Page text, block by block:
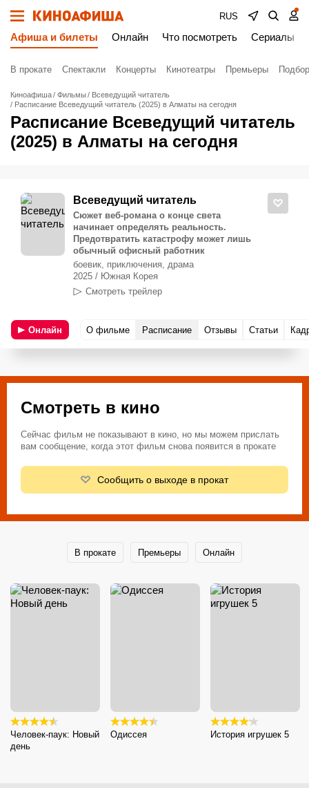
RUS
Афиша и билеты Онлайн Что посмотреть Сериалы
В прокате Спектакли Концерты Кинотеатры Премьеры
Киноафиша Фильмы
Всеведущий читатель
Расписание Всеведущий читатель (2025) в Алматы на сегодня
Расписание Всеведущий читатель
(2025) в Алматы на сегодня
Всеведущий читатель
Сюжет веб-романа о конце света
начинает определять реальность.
Предотвратить катастрофу может лишь
обычный офисный работник
боевик, приключения, драма
2025 / Южная Корея
Смотреть трейлер
Онлайн О фильме Расписание Отзывы Статьи
Смотреть в кино
Сейчас фильм не показывают в кино, но мы можем прислать
вам сообщение, когда этот фильм снова появится в прокате
Сообщить о выходе в прокат
В прокате Премьеры Онлайн
Человек-паук: Новый
день
Одиссея История игрушек 5